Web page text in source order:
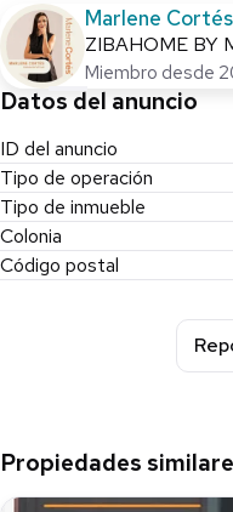
AMENIDADES Y
Doble filtro de vigilancia y
Área común con alberca
Salón de eventos
**Pregunta por el equipo
**Precio y disponibilidad
acabados finales serán los
contrato respectivo,
Marlene Cortés
ZIBAHOME BY
Miembro desde
Datos del anuncio
ID del anuncio
Tipo de operación
Tipo de inmueble
Colonia
Código postal
Propiedades